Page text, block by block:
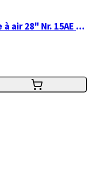
Schwalbe Aerothan chambre à air 28" Nr. 15AE avec SV (SV15AE)